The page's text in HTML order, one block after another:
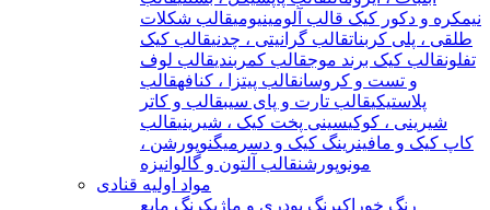
نیمکره و دکور کیک قالب آلومینیومیقالب شکلات
طلقی ، پلی کربناتقالب گرانیتی ، چدنیقالب کیک
تفلونقالب کیک برند موجقالب کمربندیقالب لوف
و تست و کروسانقالب پیتزا ، کنافهقالب
پلاستیکیقالب تارت و پای سیبقالب و کاتر
شیرینی ، کوکیسینی پخت کیک ، شیرینیقالب
کاپ کیک و مافینرینگ کیک و دسر میگنوپورشن ،
مونوپورشنقالب آلتون و گالوانیزه
مواد اولیه قنادی
رنگ خوراکیرنگ پودری و ماژیکرنگ مایع